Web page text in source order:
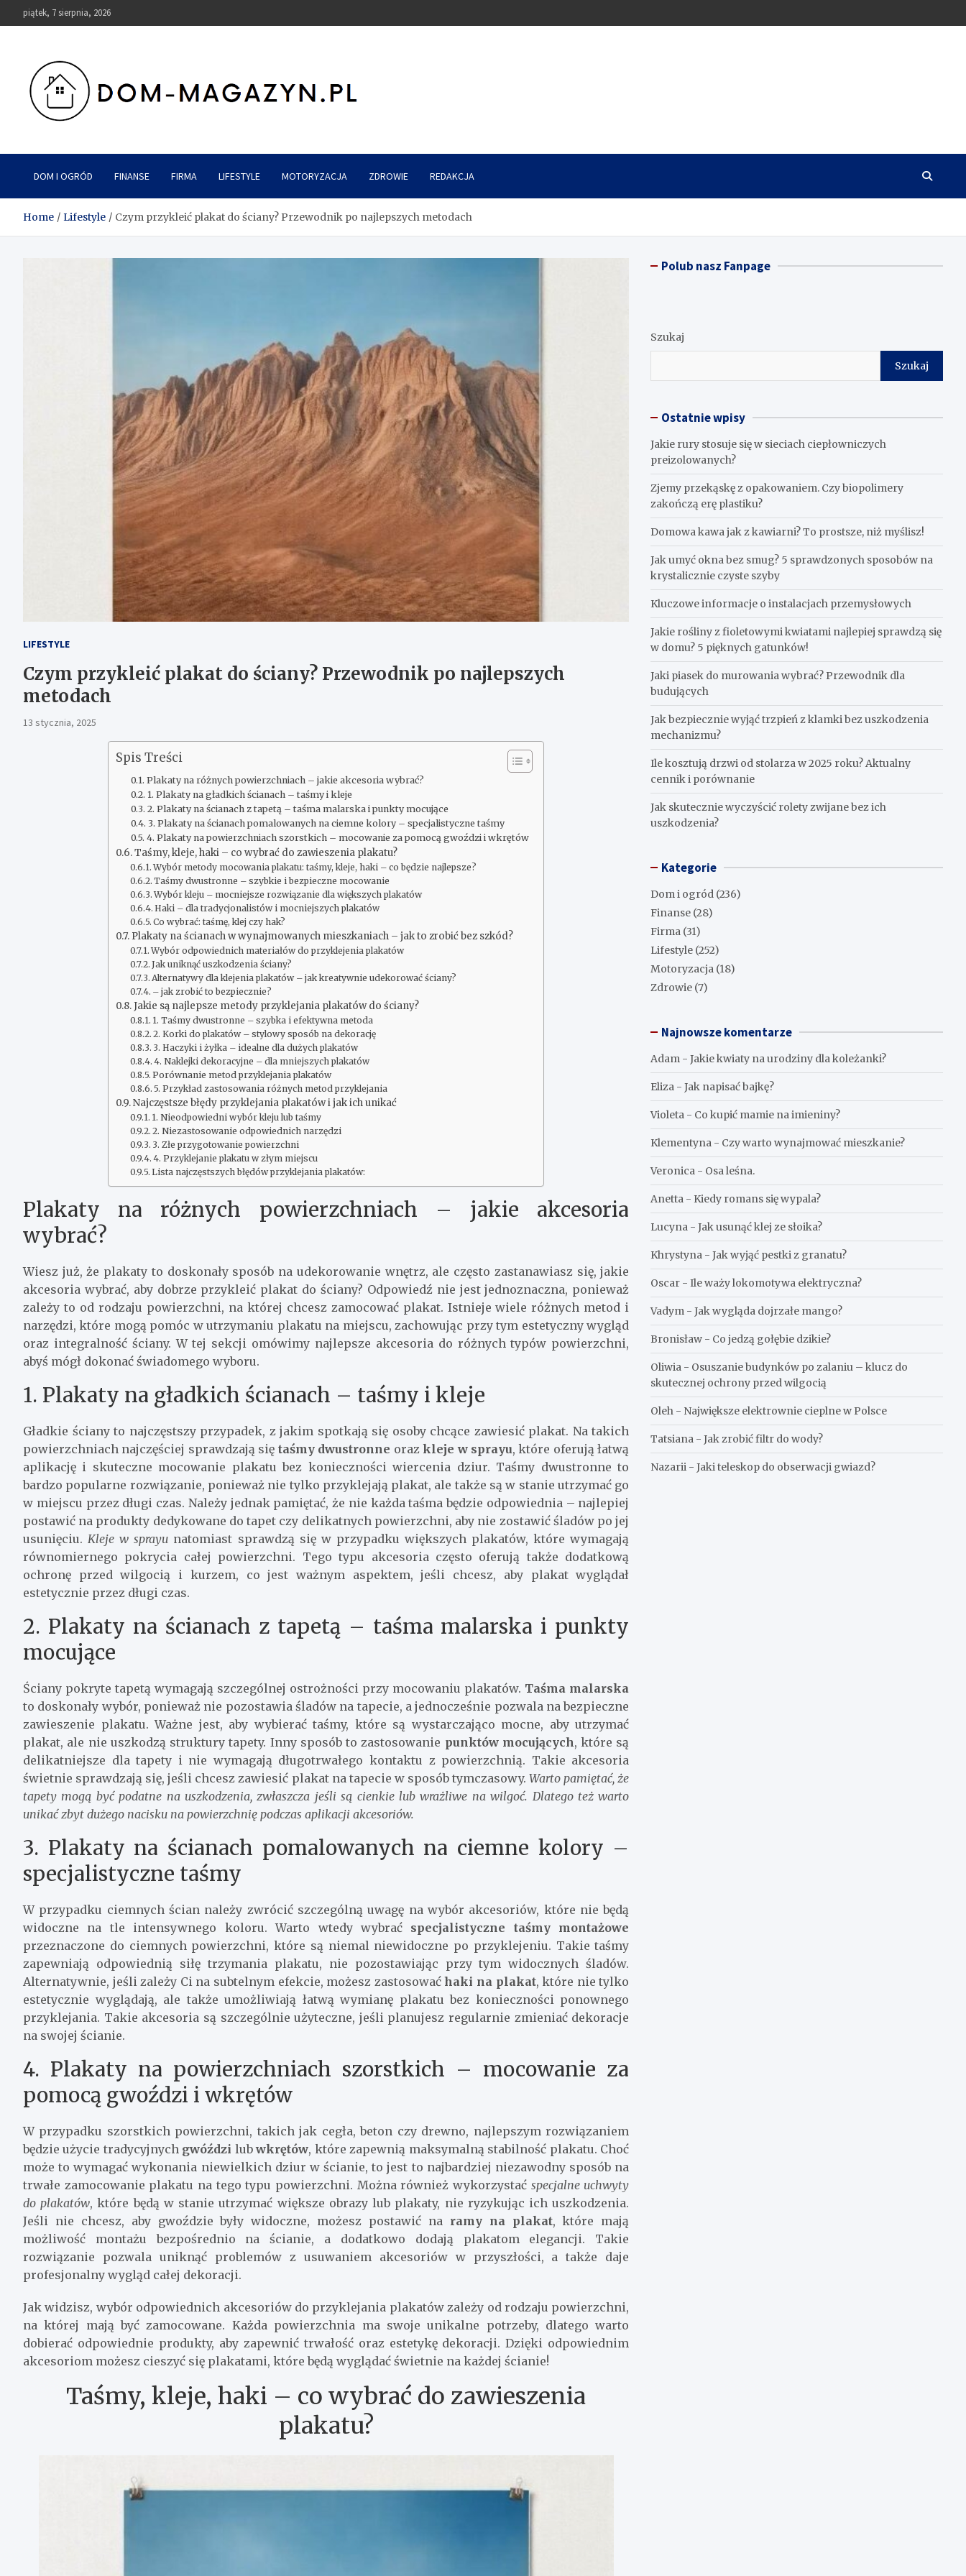
to
piątek, 7 sierpnia, 2026
Dom-Magazyn.pl
DOM I OGRÓD FINANSE FIRMA LIFESTYLE MOTORYZACJA ZDROWIE REDAKCJA
Home Lifestyle Czym przykleić plakat do ściany? Przewodnik po najlepszych metodach
LIFESTYLE
Czym przykleić plakat do ściany? Przewodnik po najlepszych
metodach
13 stycznia, 2025
Spis Treści
Plakaty na różnych powierzchniach – jakie akcesoria wybrać?
1. Plakaty na gładkich ścianach – taśmy i kleje
2. Plakaty na ścianach z tapetą – taśma malarska i punkty mocujące
3. Plakaty na ścianach pomalowanych na ciemne kolory – specjalistyczne taśmy
4. Plakaty na powierzchniach szorstkich – mocowanie za pomocą gwoździ i wkrętów
Taśmy, kleje, haki – co wybrać do zawieszenia plakatu?
Wybór metody mocowania plakatu: taśmy, kleje, haki – co będzie najlepsze?
Taśmy dwustronne – szybkie i bezpieczne mocowanie
Wybór kleju – mocniejsze rozwiązanie dla większych plakatów
Haki – dla tradycjonalistów i mocniejszych plakatów
Co wybrać: taśmę, klej czy hak?
Plakaty na ścianach w wynajmowanych mieszkaniach – jak to zrobić bez szkód?
Wybór odpowiednich materiałów do przyklejenia plakatów
Jak uniknąć uszkodzenia ściany?
Alternatywy dla klejenia plakatów – jak kreatywnie udekorować ściany?
– jak zrobić to bezpiecznie?
Jakie są najlepsze metody przyklejania plakatów do ściany?
1. Taśmy dwustronne – szybka i efektywna metoda
2. Korki do plakatów – stylowy sposób na dekorację
3. Haczyki i żyłka – idealne dla dużych plakatów
4. Naklejki dekoracyjne – dla mniejszych plakatów
Porównanie metod przyklejania plakatów
5. Przykład zastosowania różnych metod przyklejania
Najczęstsze błędy przyklejania plakatów i jak ich unikać
1. Nieodpowiedni wybór kleju lub taśmy
2. Niezastosowanie odpowiednich narzędzi
3. Złe przygotowanie powierzchni
4. Przyklejanie plakatu w złym miejscu
Lista najczęstszych błędów przyklejania plakatów:
Plakaty na różnych powierzchniach – jakie akcesoria
wybrać?
Wiesz już, że plakaty to doskonały sposób na udekorowanie wnętrz, ale często zastanawiasz się, jakie
akcesoria wybrać, aby dobrze przykleić plakat do ściany? Odpowiedź nie jest jednoznaczna, ponieważ
zależy to od rodzaju powierzchni, na której chcesz zamocować plakat. Istnieje wiele różnych metod i
narzędzi, które mogą pomóc w utrzymaniu plakatu na miejscu, zachowując przy tym estetyczny wygląd
oraz integralność ściany. W tej sekcji omówimy najlepsze akcesoria do różnych typów powierzchni,
abyś mógł dokonać świadomego wyboru.
1. Plakaty na gładkich ścianach – taśmy i kleje
Gładkie ściany to najczęstszy przypadek, z jakim spotkają się osoby chcące zawiesić plakat. Na takich
powierzchniach najczęściej sprawdzają się taśmy dwustronne orazkleje w sprayu, które oferują łatwą
aplikację i skuteczne mocowanie plakatu bez konieczności wiercenia dziur. Taśmy dwustronne to
bardzo popularne rozwiązanie, ponieważ nie tylko przyklejają plakat, ale także są w stanie utrzymać go
w miejscu przez długi czas. Należy jednak pamiętać, że nie każda taśma będzie odpowiednia – najlepiej
postawić na produkty dedykowane do tapet czy delikatnych powierzchni, aby nie zostawić śladów po jej
usunięciu. Kleje w sprayu natomiast sprawdzą się w przypadku większych plakatów, które wymagają
równomiernego pokrycia całej powierzchni. Tego typu akcesoria często oferują także dodatkową
ochronę przed wilgocią i kurzem, co jest ważnym aspektem, jeśli chcesz, aby plakat wyglądał
estetycznie przez długi czas.
2. Plakaty na ścianach z tapetą – taśma malarska i punkty
mocujące
Ściany pokryte tapetą wymagają szczególnej ostrożności przy mocowaniu plakatów. Taśma malarska
to doskonały wybór, ponieważ nie pozostawia śladów na tapecie, a jednocześnie pozwala na bezpieczne
zawieszenie plakatu. Ważne jest, aby wybierać taśmy, które są wystarczająco mocne, aby utrzymać
plakat, ale nie uszkodzą struktury tapety. Inny sposób to zastosowanie punktów mocujących, które są
delikatniejsze dla tapety i nie wymagają długotrwałego kontaktu z powierzchnią. Takie akcesoria
świetnie sprawdzają się, jeśli chcesz zawiesić plakat na tapecie w sposób tymczasowy.Warto pamiętać, że
tapety mogą być podatne na uszkodzenia, zwłaszcza jeśli są cienkie lub wrażliwe na wilgoć. Dlatego też warto
unikać zbyt dużego nacisku na powierzchnię podczas aplikacji akcesoriów.
3. Plakaty na ścianach pomalowanych na ciemne kolory –
specjalistyczne taśmy
W przypadku ciemnych ścian należy zwrócić szczególną uwagę na wybór akcesoriów, które nie będą
widoczne na tle intensywnego koloru. Warto wtedy wybrać specjalistyczne taśmy montażowe
przeznaczone do ciemnych powierzchni, które są niemal niewidoczne po przyklejeniu. Takie taśmy
zapewniają odpowiednią siłę trzymania plakatu, nie pozostawiając przy tym widocznych śladów.
Alternatywnie, jeśli zależy Ci na subtelnym efekcie, możesz zastosowaćhaki na plakat, które nie tylko
estetycznie wyglądają, ale także umożliwiają łatwą wymianę plakatu bez konieczności ponownego
przyklejania. Takie akcesoria są szczególnie użyteczne, jeśli planujesz regularnie zmieniać dekoracje
na swojej ścianie.
4. Plakaty na powierzchniach szorstkich – mocowanie za
pomocą gwoździ i wkrętów
W przypadku szorstkich powierzchni, takich jak cegła, beton czy drewno, najlepszym rozwiązaniem
będzie użycie tradycyjnych gwóździ lubwkrętów, które zapewnią maksymalną stabilność plakatu. Choć
może to wymagać wykonania niewielkich dziur w ścianie, to jest to najbardziej niezawodny sposób na
trwałe zamocowanie plakatu na tego typu powierzchni. Można również wykorzystać specjalne uchwyty
do plakatów, które będą w stanie utrzymać większe obrazy lub plakaty, nie ryzykując ich uszkodzenia.
Jeśli nie chcesz, aby gwoździe były widoczne, możesz postawić na ramy na plakat, które mają
możliwość montażu bezpośrednio na ścianie, a dodatkowo dodają plakatom elegancji. Takie
rozwiązanie pozwala uniknąć problemów z usuwaniem akcesoriów w przyszłości, a także daje
profesjonalny wygląd całej dekoracji.
Jak widzisz, wybór odpowiednich akcesoriów do przyklejania plakatów zależy od rodzaju powierzchni,
na której mają być zamocowane. Każda powierzchnia ma swoje unikalne potrzeby, dlatego warto
dobierać odpowiednie produkty, aby zapewnić trwałość oraz estetykę dekoracji. Dzięki odpowiednim
akcesoriom możesz cieszyć się plakatami, które będą wyglądać świetnie na każdej ścianie!
Taśmy, kleje, haki – co wybrać do zawieszenia
plakatu?
Polub nasz Fanpage
Szukaj
Szukaj
Ostatnie wpisy
Jakie rury stosuje się w sieciach ciepłowniczych
preizolowanych?
Zjemy przekąskę z opakowaniem. Czy biopolimery
zakończą erę plastiku?
​Domowa kawa jak z kawiarni? To prostsze, niż myślisz!
Jak umyć okna bez smug? 5 sprawdzonych sposobów na
krystalicznie czyste szyby
Kluczowe informacje o instalacjach przemysłowych
Jakie rośliny z fioletowymi kwiatami najlepiej sprawdzą się
w domu? 5 pięknych gatunków!
Jaki piasek do murowania wybrać? Przewodnik dla
budujących
Jak bezpiecznie wyjąć trzpień z klamki bez uszkodzenia
mechanizmu?
Ile kosztują drzwi od stolarza w 2025 roku? Aktualny
cennik i porównanie
Jak skutecznie wyczyścić rolety zwijane bez ich
uszkodzenia?
Kategorie
Dom i ogród (236)
Finanse (28)
Firma (31)
Lifestyle (252)
Motoryzacja (18)
Zdrowie (7)
Najnowsze komentarze
Adam -Jakie kwiaty na urodziny dla koleżanki?
Eliza -Jak napisać bajkę?
Violeta - Co kupić mamie na imieniny?
Klementyna - Czy warto wynajmować mieszkanie?
Veronica - Osa leśna.
Anetta - Kiedy romans się wypala?
Lucyna -Jak usunąć klej ze słoika?
Khrystyna -Jak wyjąć pestki z granatu?
Oscar -Ile waży lokomotywa elektryczna?
Vadym -Jak wygląda dojrzałe mango?
Bronisław - Co jedzą gołębie dzikie?
Oliwia - Osuszanie budynków po zalaniu – klucz do
skutecznej ochrony przed wilgocią
Oleh - Największe elektrownie cieplne w Polsce
Tatsiana -Jak zrobić filtr do wody?
Nazarii -Jaki teleskop do obserwacji gwiazd?